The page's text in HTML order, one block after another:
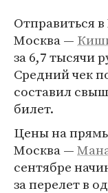
Отправиться
Москва —
за 6,7 тысячи
Средний чек
составил
билет.
Цены на
Москва —
сентябре
за перелет в